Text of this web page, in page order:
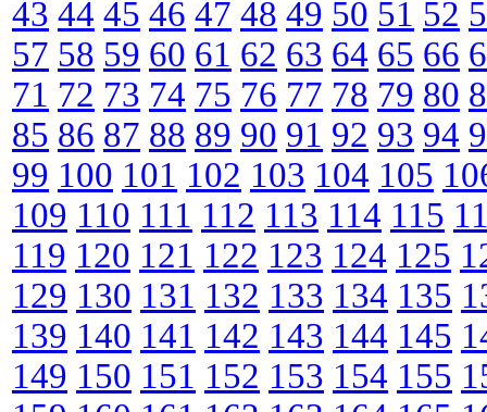
43 44 45 46 47 48 49 50 51 52
57 58 59 60 61 62 63 64 65 66
71 72 73 74 75 76 77 78 79 80
85 86 87 88 89 90 91 92 93 94
99 100 101 102 103 104 105
109 110 111 112 113 114 115
119 120 121 122 123 124 125
129 130 131 132 133 134 135
139 140 141 142 143 144 145
149 150 151 152 153 154 155